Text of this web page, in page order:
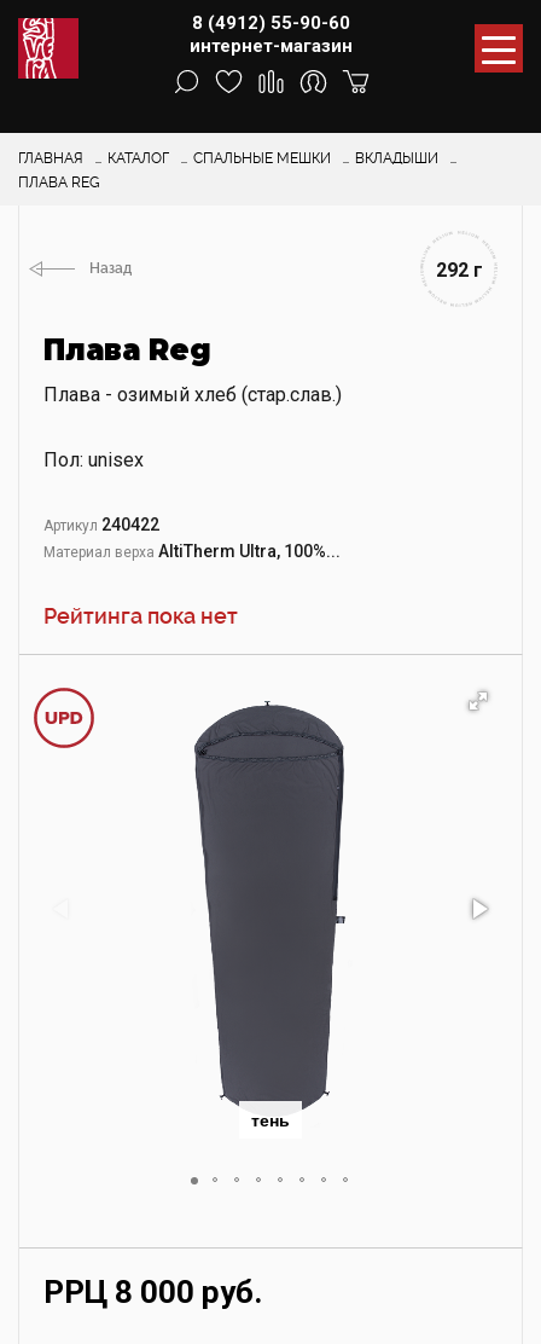
8 (4912) 55-90-60
интернет-магазин
ГЛАВНАЯ КАТАЛОГ CПАЛЬНЫЕ МЕШКИ
ВКЛАДЫШИ
ПЛАВА REG
Назад 292 г
Плава Reg
Плава - озимый хлеб (стар.слав.)
Пол: unisex
Артикул 240422
Материал верха AltiTherm Ultra, 100%...
Рейтинга пока нет
тень
РРЦ 8 000 руб.